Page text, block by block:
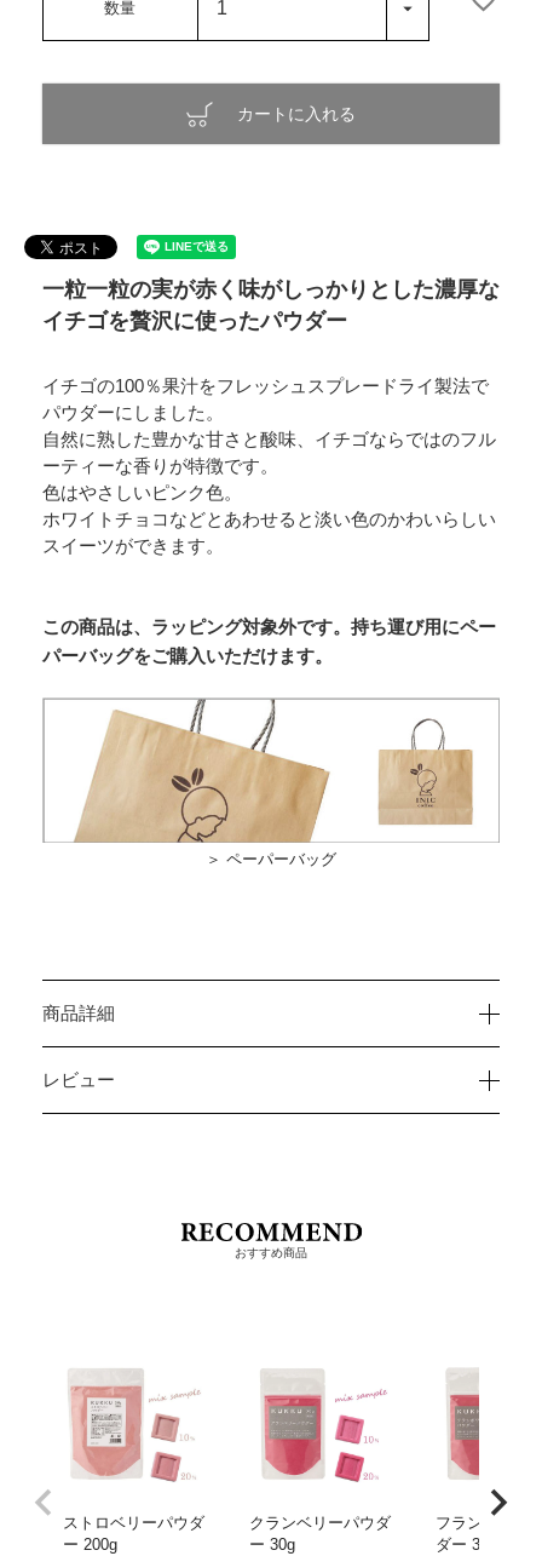
カートに入れる
一粒一粒の実が赤く味がしっかりとした濃厚な
イチゴを贅沢に使ったパウダー
イチゴの100％果汁をフレッシュスプレードライ製法で
パウダーにしました。
自然に熟した豊かな甘さと酸味、イチゴならではのフル
ーティーな香りが特徴です。
色はやさしいピンク色。
ホワイトチョコなどとあわせると淡い色のかわいらしい
スイーツができます。
この商品は、ラッピング対象外です。持ち運び用にペー
パーバッグをご購入いただけます。
＞ ペーパーバッグ
商品詳細
レビュー
おすすめ商品
ストロベリーパウダ
ー 200g
クランベリーパウダ
ー 30g
フランボワー
ダー 30g